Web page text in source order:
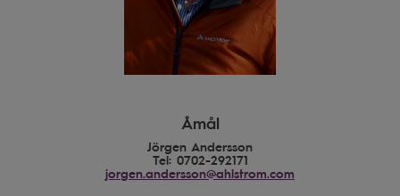
Åmål
Jörgen Andersson
Tel: 0702-292171
jorgen.andersson@ahlstrom.com